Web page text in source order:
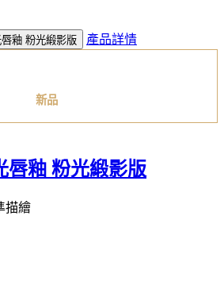
釉 粉光緞影版 產品詳情
新品
唇釉 粉光緞影版
描繪